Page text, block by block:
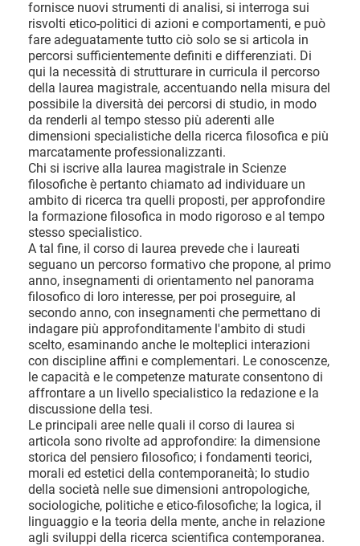
fornisce nuovi strumenti di analisi, si interroga sui
risvolti etico-politici di azioni e comportamenti, e può
fare adeguatamente tutto ciò solo se si articola in
percorsi sufficientemente definiti e differenziati. Di
qui la necessità di strutturare in curricula il percorso
della laurea magistrale, accentuando nella misura del
possibile la diversità dei percorsi di studio, in modo
da renderli al tempo stesso più aderenti alle
dimensioni specialistiche della ricerca filosofica e più
marcatamente professionalizzanti.
Chi si iscrive alla laurea magistrale in Scienze
filosofiche è pertanto chiamato ad individuare un
ambito di ricerca tra quelli proposti, per approfondire
la formazione filosofica in modo rigoroso e al tempo
stesso specialistico.
A tal fine, il corso di laurea prevede che i laureati
seguano un percorso formativo che propone, al primo
anno, insegnamenti di orientamento nel panorama
filosofico di loro interesse, per poi proseguire, al
secondo anno, con insegnamenti che permettano di
indagare più approfonditamente l'ambito di studi
scelto, esaminando anche le molteplici interazioni
con discipline affini e complementari. Le conoscenze,
le capacità e le competenze maturate consentono di
affrontare a un livello specialistico la redazione e la
discussione della tesi.
Le principali aree nelle quali il corso di laurea si
articola sono rivolte ad approfondire: la dimensione
storica del pensiero filosofico; i fondamenti teorici,
morali ed estetici della contemporaneità; lo studio
della società nelle sue dimensioni antropologiche,
sociologiche, politiche e etico-filosofiche; la logica, il
linguaggio e la teoria della mente, anche in relazione
agli sviluppi della ricerca scientifica contemporanea.